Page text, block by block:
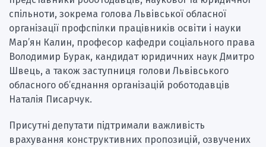
спільноти, зокрема голова Львівської обласної
організації профспілки працівників освіти і науки
Мар’ян Калин, професор кафедри соціального права
Володимир Бурак, кандидат юридичних наук Дмитро
Швець, а також заступниця голови Львівського
обласного об’єднання організацій роботодавців
Наталія Писарчук.
Присутні депутати підтримали важливість
врахування конструктивних пропозицій, озвучених